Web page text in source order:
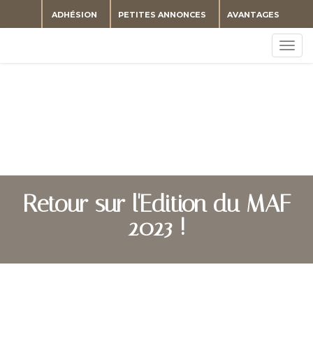
AVANTAGES
PETITES ANNONCES
ADHÉSION
Retour sur l'Edition du MAF
2023 !